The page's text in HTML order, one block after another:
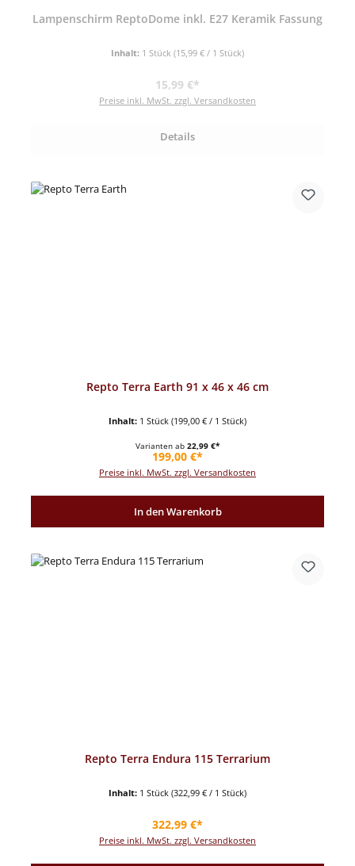
Lampenschirm ReptoDome inkl. E27 Keramik Fassung
Inhalt: 1 Stück (15,99 € / 1 Stück)
Regulärer Preis:
15,99 €*
Preise inkl. MwSt. zzgl. Versandkosten
Details
Repto Terra Earth 91 x 46 x 46 cm
Inhalt: 1 Stück (199,00 € / 1 Stück)
Varianten ab 22,99 €*
Regulärer Preis:
199,00 €*
Preise inkl. MwSt. zzgl. Versandkosten
In den Warenkorb
Repto Terra Endura 115 Terrarium
Inhalt: 1 Stück (322,99 € / 1 Stück)
Regulärer Preis:
322,99 €*
Preise inkl. MwSt. zzgl. Versandkosten